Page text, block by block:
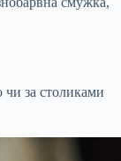
чи за столиками